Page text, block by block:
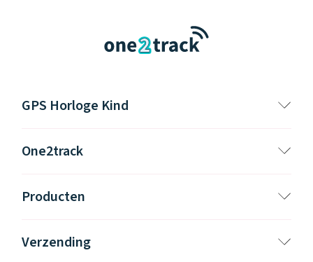
GPS Horloge Kind
One2track
Producten
Verzending